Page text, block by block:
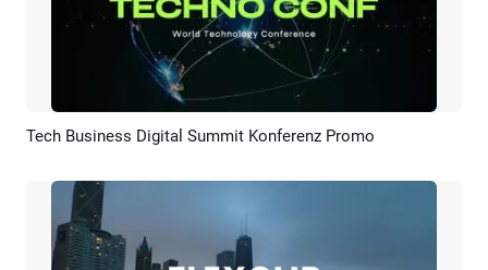
Vorschau KI Erstellen
Tech Business Digital Summit Konferenz Promo